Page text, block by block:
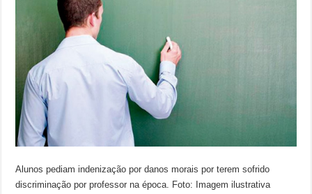
Alunos pediam indenização por danos morais por terem sofrido
discriminação por professor na época. Foto: Imagem ilustrativa